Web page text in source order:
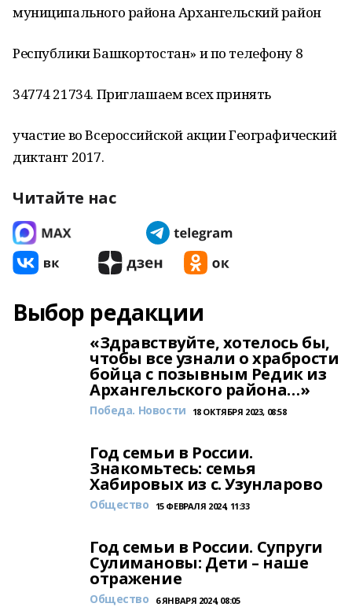
муниципального района Архангельский район
Республики Башкортостан» и по телефону 8
34774 21734. Приглашаем всех принять
участие во Всероссийской акции Географический
диктант 2017.
Читайте нас
Выбор редакции
«Здравствуйте, хотелось бы,
чтобы все узнали о храбрости
бойца с позывным Редик из
Архангельского района…»
Победа. Новости 18 ОКТЯБРЯ 2023, 08:58
Год семьи в России.
Знакомьтесь: семья
Хабировых из с. Узунларово
Общество 15 ФЕВРАЛЯ 2024, 11:33
Год семьи в России. Супруги
Сулимановы: Дети – наше
отражение
Общество 6 ЯНВАРЯ 2024, 08:05